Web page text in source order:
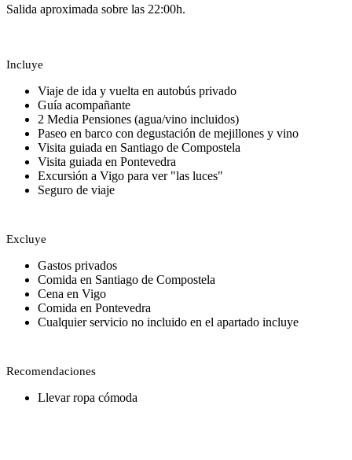
Salida aproximada sobre las 22:00h.
Incluye
Viaje de ida y vuelta en autobús privado
Guía acompañante
2 Media Pensiones (agua/vino incluidos)
Paseo en barco con degustación de mejillones y vino
Visita guiada en Santiago de Compostela
Visita guiada en Pontevedra
Excursión a Vigo para ver "las luces"
Seguro de viaje
Excluye
Gastos privados
Comida en Santiago de Compostela
Cena en Vigo
Comida en Pontevedra
Cualquier servicio no incluido en el apartado incluye
Recomendaciones
Llevar ropa cómoda